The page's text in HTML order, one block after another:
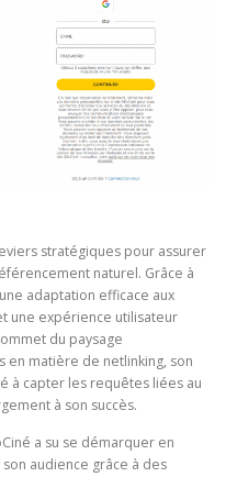
stratégiques pour assurer
naturel. Grâce à
adaptation efficace aux
une expérience utilisateur
du paysage
en matière de netlinking, son
à capter les requêtes liées au
à son succès.
a su se démarquer en
audience grâce à des